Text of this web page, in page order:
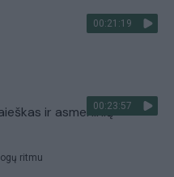
00:21:19
00:23:57
ir asmeninių
ritmu